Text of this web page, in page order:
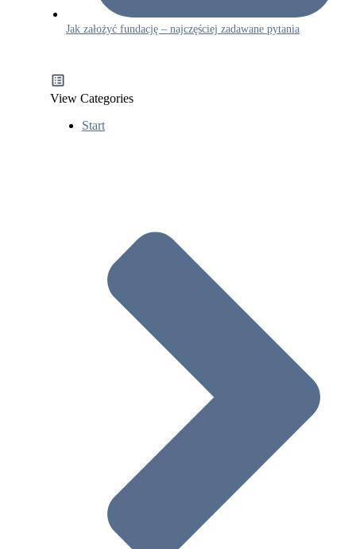
Jak założyć fundację – najczęściej zadawane pytania
View Categories
Start